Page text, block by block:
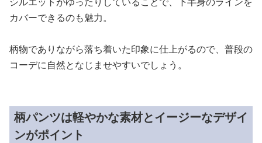
カバーできるのも魅力。
柄物でありながら落ち着いた印象に仕上がるので、普段の
コーデに自然となじませやすいでしょう。
柄パンツは軽やかな素材とイージーなデザイ
ンがポイント